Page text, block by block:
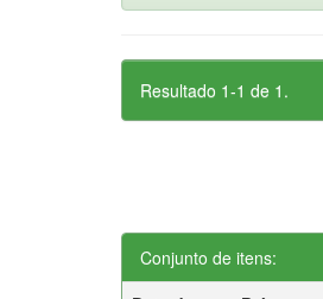
Resultado 1-1 de 1.
Conjunto de itens: